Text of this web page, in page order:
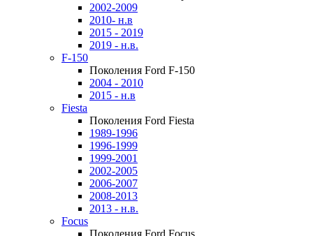
2002-2009
2010- н.в
2015 - 2019
2019 - н.в.
F-150
Поколения Ford F-150
2004 - 2010
2015 - н.в
Fiesta
Поколения Ford Fiesta
1989-1996
1996-1999
1999-2001
2002-2005
2006-2007
2008-2013
2013 - н.в.
Focus
Поколения Ford Focus